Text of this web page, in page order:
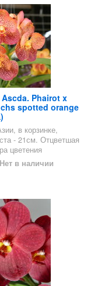
Phairot x
spotted orange
в корзинке,
- 21см. Отцветшая
цветения
Нет в наличии